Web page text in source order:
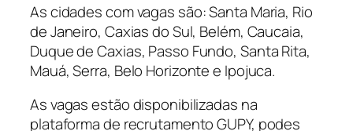
As cidades com vagas são: Santa Maria, Rio
de Janeiro, Caxias do Sul, Belém, Caucaia,
Duque de Caxias, Passo Fundo, Santa Rita,
Mauá, Serra, Belo Horizonte e Ipojuca.
As vagas estão disponibilizadas na
plataforma de recrutamento GUPY, podes